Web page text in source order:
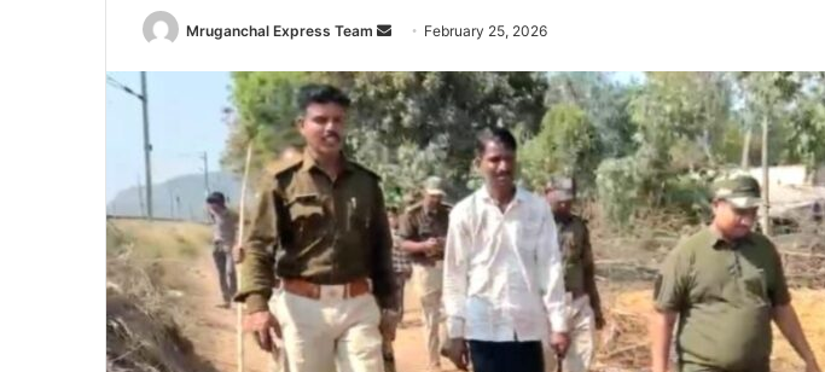
Mruganchal Express Team
Send
email
February 25, 2026